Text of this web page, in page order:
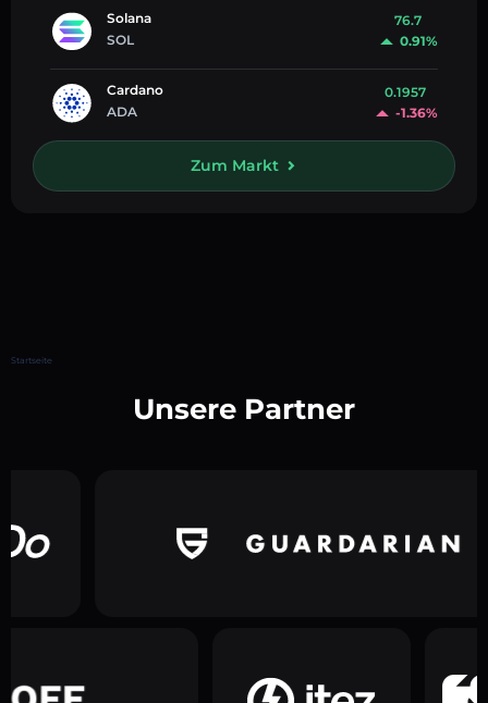
Solana
SOL
76.7
0.91%
Cardano
ADA
0.1957
-1.36%
Zum Markt
Startseite
Unsere Partner